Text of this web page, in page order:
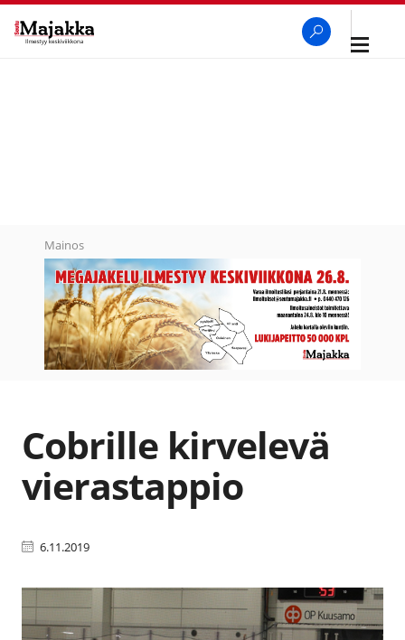
Avaa
Mainos
Cobrille kirvelevä
vierastappio
6.11.2019